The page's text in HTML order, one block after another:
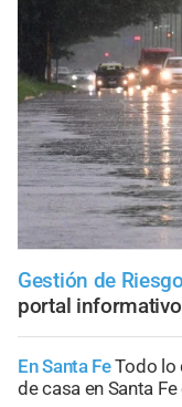
Gestión de Riesgo
portal
En Santa FeTodo lo
de casa en Santa